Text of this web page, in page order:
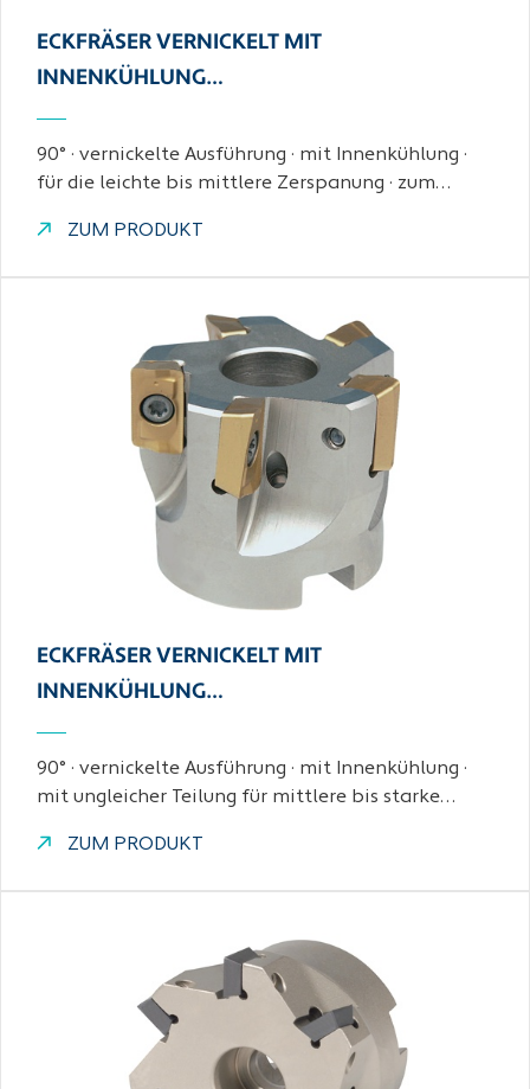
ECKFRÄSER VERNICKELT MIT
INNENKÜHLUNG…
90° · vernickelte Ausführung · mit Innenkühlung ·
für die leichte bis mittlere Zerspanung · zum…
ZUM PRODUKT
ECKFRÄSER VERNICKELT MIT
INNENKÜHLUNG…
90° · vernickelte Ausführung · mit Innenkühlung ·
mit ungleicher Teilung für mittlere bis starke…
ZUM PRODUKT